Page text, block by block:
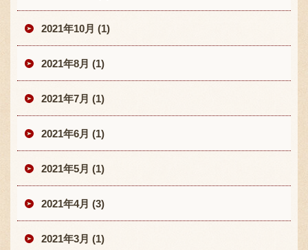
2021年10月 (1)
2021年8月 (1)
2021年7月 (1)
2021年6月 (1)
2021年5月 (1)
2021年4月 (3)
2021年3月 (1)